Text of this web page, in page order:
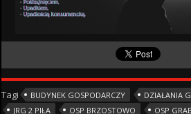
Tagi BUDYNEK GOSPODARCZY DZIAŁANIA
JRG 2 PIŁA
OSP BRZOSTOWO OSP